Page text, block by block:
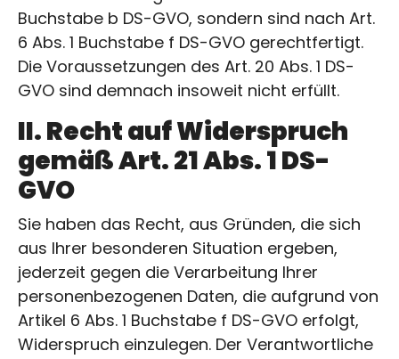
Buchstabe b DS-GVO, sondern sind nach Art.
6 Abs. 1 Buchstabe f DS-GVO gerechtfertigt.
Die Voraussetzungen des Art. 20 Abs. 1 DS-
GVO sind demnach insoweit nicht erfüllt.
II. Recht auf Widerspruch
gemäß Art. 21 Abs. 1 DS-
GVO
Sie haben das Recht, aus Gründen, die sich
aus Ihrer besonderen Situation ergeben,
jederzeit gegen die Verarbeitung Ihrer
personenbezogenen Daten, die aufgrund von
Artikel 6 Abs. 1 Buchstabe f DS-GVO erfolgt,
Widerspruch einzulegen. Der Verantwortliche